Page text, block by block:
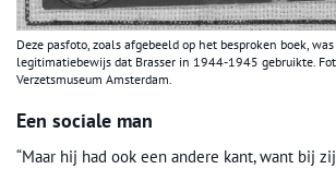
Deze pasfoto, zoals afgebeeld op het besproken boek,
legitimatiebewijs dat Brasser in 1944-1945 gebruikte.
Verzetsmuseum Amsterdam.
Een sociale man
“Maar hij had ook een andere kant, want bij